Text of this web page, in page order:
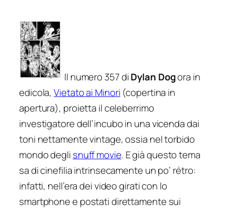
Il numero 357 diDylan Dogora in
edicola,Vietato ai Minori (copertina in
apertura), proietta il celeberrimo
investigatore dell’incubo in una vicenda dai
toni nettamente vintage, ossia nel torbido
mondo degli snuff movie. E già questo tema
sa di cinefilia intrinsecamente un po’ rétro:
infatti, nell’era dei video girati con lo
smartphone e postati direttamente sui